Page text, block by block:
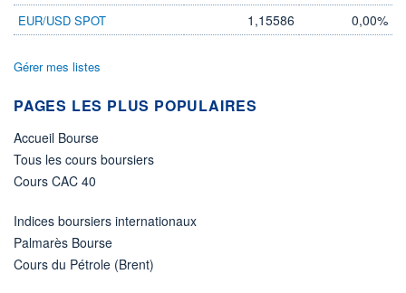
EUR/USD SPOT 1,15586 0,00%
Gérer mes listes
PAGES LES PLUS POPULAIRES
Accueil Bourse
Tous les cours boursiers
Cours CAC 40
Indices boursiers internationaux
Palmarès Bourse
Cours du Pétrole (Brent)